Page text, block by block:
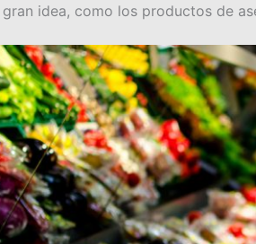
idea, como los productos de